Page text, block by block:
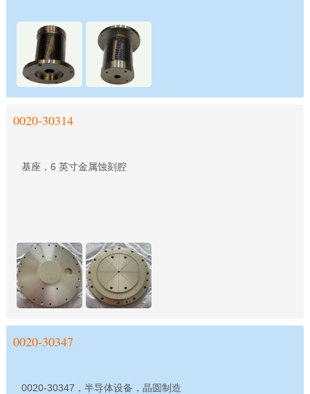
0020-30314
基座，6 英寸金属蚀刻腔
0020-30347
0020-30347，半导体设备，晶圆制造